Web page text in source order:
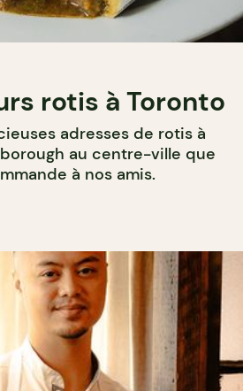
rotis à Toronto
adresses de rotis à
au centre-ville que
à nos amis.